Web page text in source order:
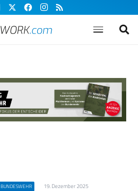
BUNDESWEHR 19. Dezember 2025